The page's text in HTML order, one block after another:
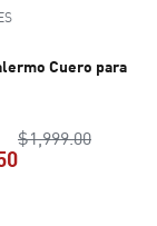
Cuero para
$1,999.00precio